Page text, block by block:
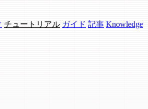
チュートリアル ガイド 記事 Knowledge